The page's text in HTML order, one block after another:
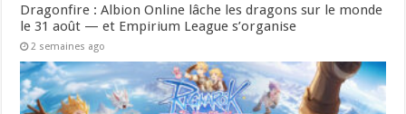
Dragonfire : Albion Online lâche les dragons sur le monde
le 31 août — et Empirium League s’organise
2 semaines ago